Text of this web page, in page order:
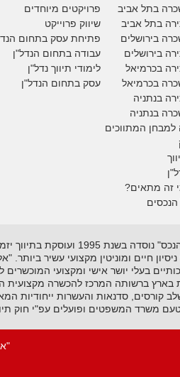
בתל אביב
בתל אביב
בירושלים
בירושלים
בכרמיאל
בכרמיאל
בנתניה
בנתניה
למבחן המתווכים
זה מתאים?
פרויקטים מיוחדים
שיווק פרוייקט
פתיחת עסק בתחום
עבודה בתחום הנדל"ן
לימודי תיווך נדל"ן
עסק בתחום הנדל"ן
ניסיון חיים ומוניטין מקצועי עשיר
בעלי יושר אישי ומקצועי
בארץ ברשותה המרכז להכשרה מקצועית
קורסים, סדנאות והעשרות ייחודיות
משרד המשפטים ופועלים עפ"י חוק